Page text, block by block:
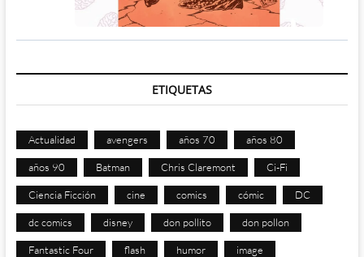
ETIQUETAS
Actualidad avengers años 70 años 80
años 90 Batman Chris Claremont Ci-Fi
Ciencia Ficción cine comics cómic DC
dc comics disney don pollito don pollon
Fantastic Four flash humor image